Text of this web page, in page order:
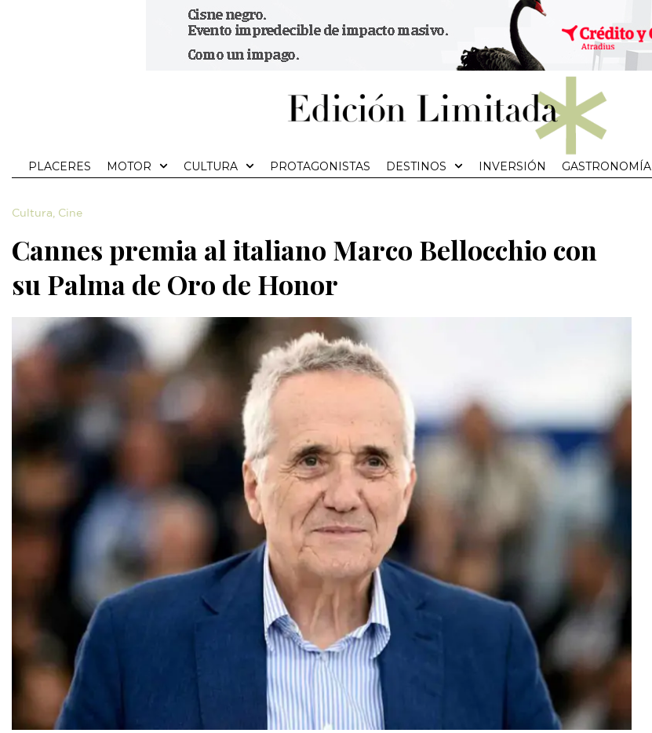
PLACERES MOTOR CULTURA PROTAGONISTAS DESTINOS INVERSIÓN GASTRONOMÍA
Cultura Cine
Cannes premia al italiano Marco Bellocchio con
su Palma de Oro de Honor